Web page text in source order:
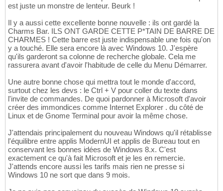
est juste un monstre de lenteur. Beurk !
Il y a aussi cette excellente bonne nouvelle : ils ont gardé la
Charms Bar. ILS ONT GARDE CETTE P*TAIN DE BARRE DE
CHARMES ! Cette barre est juste indispensable une fois qu'on
y a touché. Elle sera encore là avec Windows 10. J'espère
qu'ils garderont sa colonne de recherche globale. Cela me
rassurera avant d'avoir l'habitude de celle du Menu Démarrer.
Une autre bonne chose qui mettra tout le monde d'accord,
surtout chez les devs : le Ctrl + V pour coller du texte dans
l'invite de commandes. De quoi pardonner à Microsoft d'avoir
créer des immondices comme Internet Explorer . du côté de
Linux et de Gnome Terminal pour avoir la même chose.
J'attendais principalement du nouveau Windows qu'il rétablisse
l'équilibre entre applis ModernUI et applis de Bureau tout en
conservant les bonnes idées de Windows 8.x. C'est
exactement ce qu'à fait Microsoft et je les en remercie.
J'attends encore aussi les tarifs mais rien ne presse si
Windows 10 ne sort que dans 9 mois.